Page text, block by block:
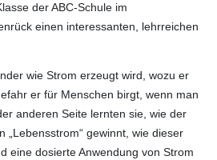
der ABC-Schule im
einen interessanten, lehrreichen
wie Strom erzeugt wird, wozu er
er für Menschen birgt, wenn man
anderen Seite lernten sie, wie der
„Lebensstrom“ gewinnt, wie dieser
eine dosierte Anwendung von Strom